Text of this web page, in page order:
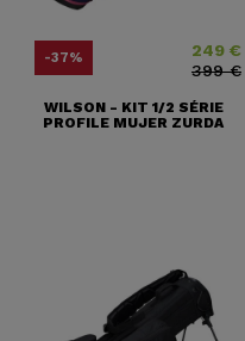
-37% Precio249 €
Precio base
399 €
WILSON - KIT 1/2 SÉRIE
PROFILE MUJER ZURDA